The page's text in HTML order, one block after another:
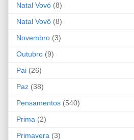
Natal Vovó (8)
Natal Vovô (8)
Novembro (3)
Outubro (9)
Pai (26)
Paz (38)
Pensamentos (540)
Prima (2)
Primavera (3)